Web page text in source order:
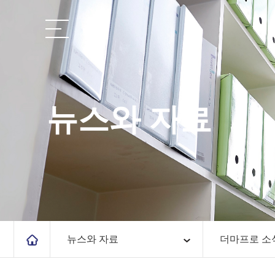
뉴스와 자료
뉴스와 자료 더마프로 소